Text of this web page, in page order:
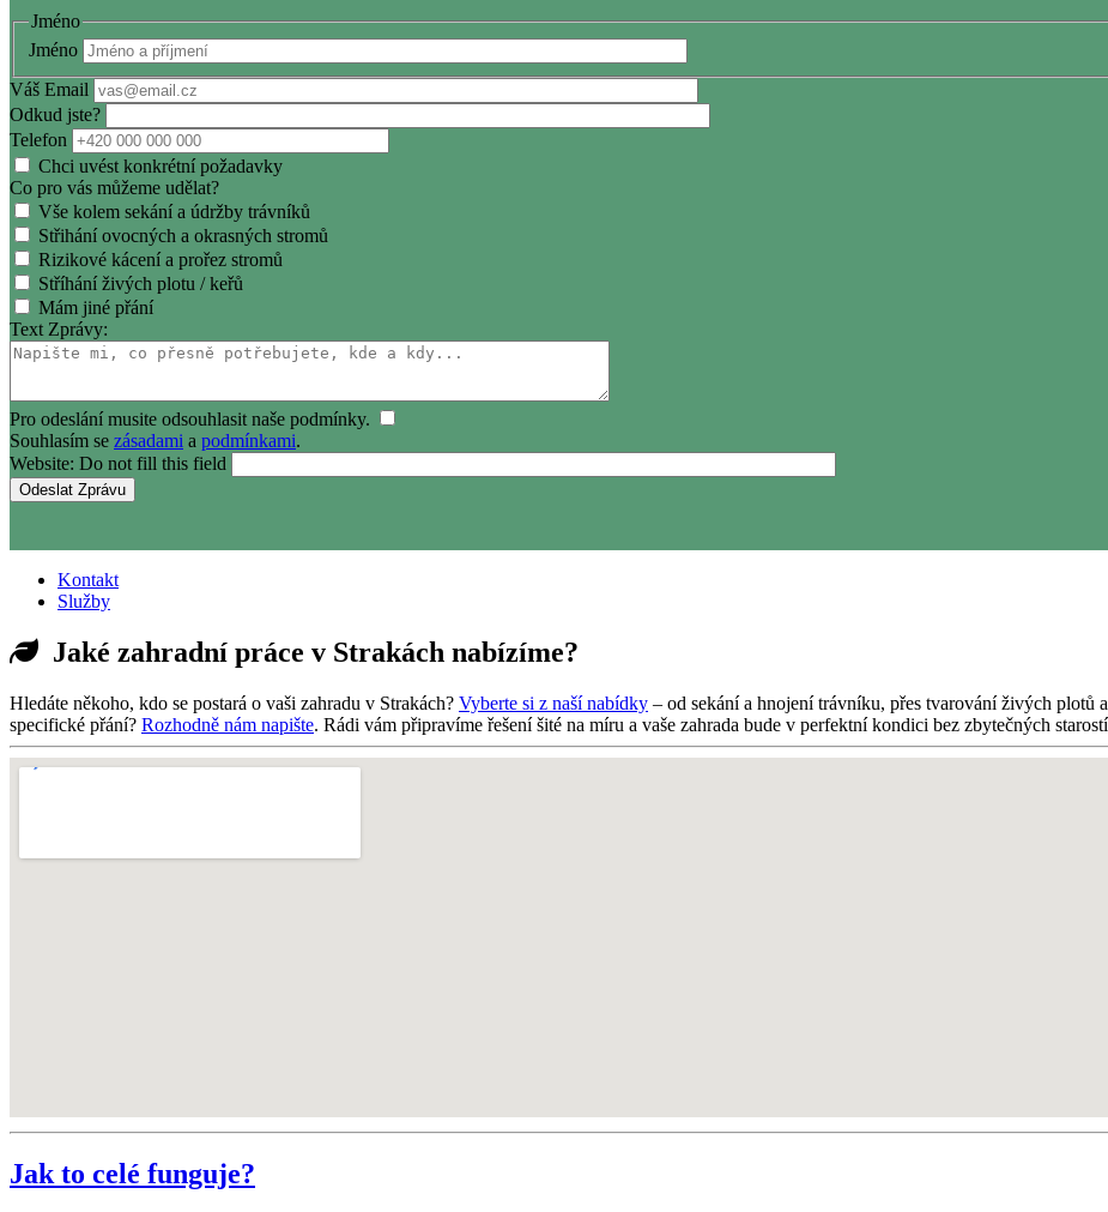
Jméno
Jméno
Váš Email
Odkud jste?
Telefon
Chci uvést konkrétní požadavky
Co pro vás můžeme udělat?
Vše kolem sekání a údržby trávníků
Střihání ovocných a okrasných stromů
Rizikové kácení a prořez stromů
Stříhání živých plotu / keřů
Mám jiné přání
Text Zprávy:
Pro odeslání musite odsouhlasit naše podmínky.
Souhlasím se zásadami a podmínkami.
Website: Do not fill this field
Kontakt
Služby
Jaké zahradní práce v Strakách nabízíme?
Hledáte někoho, kdo se postará o vaši zahradu v Strakách? Vyberte si z naší nabídky – od sekání a hnojení trávníku, přes tvarování živých plotů
specifické přání? Rozhodně nám napište. Rádi vám připravíme řešení šité na míru a vaše zahrada bude v perfektní kondici bez zbytečných
Jak to celé funguje?